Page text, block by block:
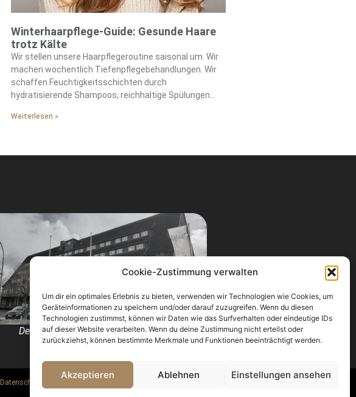
Cookie-Zustimmung verwalten
Um dir ein optimales Erlebnis zu bieten, verwenden wir Technologien wie Cookies, um
Geräteinformationen zu speichern und/oder darauf zuzugreifen. Wenn du diesen
Technologien zustimmst, können wir Daten wie das Surfverhalten oder eindeutige IDs
auf dieser Website verarbeiten. Wenn du deine Zustimmung nicht erteilst oder
zurückziehst, können bestimmte Merkmale und Funktionen beeinträchtigt werden.
Akzeptieren Ablehnen Einstellungen ansehen
Winterhaarpflege-Guide: Gesunde Haare
trotz Kälte
Wir stellen unsere Haarpflegeroutine saisonal um. Wir
machen wöchentlich Tiefenpflegebehandlungen. Wir
schaffen Feuchtigkeitsschichten durch
hydratisierende Shampoos, reichhaltige Spülungen
Wir bewahren den natürlichen Schutz unserer
machen sanfte Kopfhautmassagen. Wir verbessern
Grundlagen. Wir bekommen Zugang zu professionellen
Winter-Haargeheimnissen.
Weiterlesen »
Dein Friseur im Speicherhus Husby
Datenschutz Social Media